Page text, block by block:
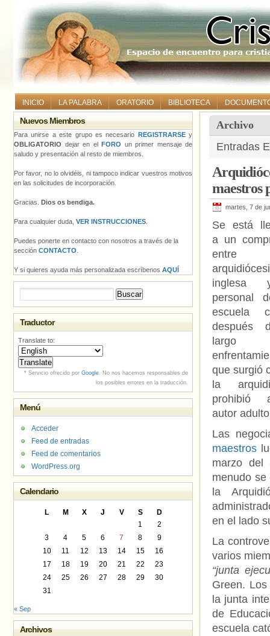
INICIO LA PALABRA ORATORIO BIBLIOTECA
Archivo
Entradas
maestros
martes, 7 de
Se está
a un
entre
personal
escuela
después
largo
que surgió
la
prohibió
autor
Las
maestros
marzo del
menudo
la
en el lado
La
varios
“junta
Green.
la junta
de
escuela
Nuevos Miembros
Para unirse a este grupo es necesario REGISTRARSEy
OBLIGATORIO dejar en el FORO un primer mensaje de
saludo y presentación al resto de miembros.
Por favor, no lo olvidéis, ni tampoco indicar vuestros motivos
en las solicitudes de incorporación.
Gracias. Dios os bendiga.
Para cualquier duda, VER INSTRUCCIONES
Puedes ponerte en contacto con nosotros a través de la
sección CONTACTO
Y si quieres ayuda más personalizada escríbenos AQUÍ
Traductor
Translate to:
* Servicio ofrecido por Google. No nos hacemos responsables de
los posibles errores en la traducción.
Menú
Acceder
Feed de entradas
Feed de comentarios
WordPress.org
Calendario
L M X J V S
D
1
2
3
4 5 6 7 8
9
10
11 12 13 14 15
16
17
18 19 20 21 22
23
24
25 26 27 28 29
30
31
« Sep
Archivos